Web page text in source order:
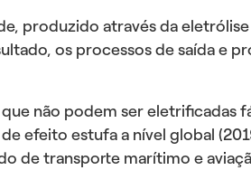
produzido através da eletrólise
os processos de saída e
não podem ser eletrificadas
efeito estufa a nível global
de transporte marítimo e